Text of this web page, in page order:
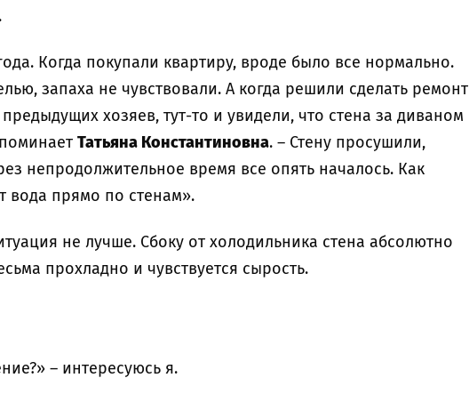
Когда покупали квартиру, вроде было все нормально.
запаха не чувствовали. А когда решили сделать ремонт
хозяев, тут-то и увидели, что стена за диваном
Татьяна Константиновна. – Стену просушили,
непродолжительное время все опять началось. Как
вода прямо по стенам».
не лучше. Сбоку от холодильника стена абсолютно
прохладно и чувствуется сырость.
– интересуюсь я.